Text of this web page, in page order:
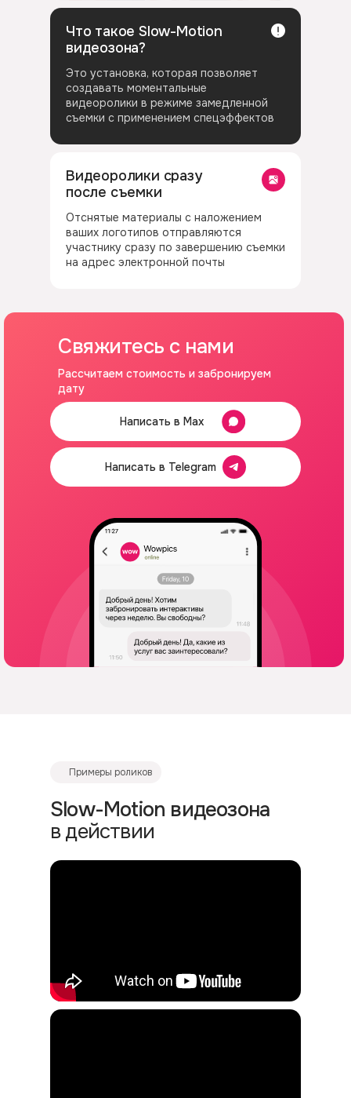
Видеоролики сразу
после съемки
Отснятые материалы с наложением
ваших логотипов отправляются
участнику сразу по завершению съемки
на адрес электронной почты
Что такое Slow-Motion
видеозона?
Это установка, которая позволяет
создавать моментальные
видеоролики в режиме замедленной
съемки с применением спецэффектов
Свяжитесь с нами
Рассчитаем стоимость и забронируем
дату
Написать в Telegram
Написать в Max
Slow-Motion видеозона
в действии
Примеры роликов